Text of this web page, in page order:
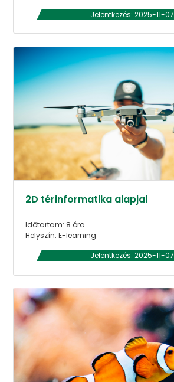
Jelentkezés: 2025-11-07
2D térinformatika alapjai
Időtartam: 8 óra
Helyszín: E-learning
Jelentkezés: 2025-11-07